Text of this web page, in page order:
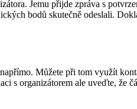
Jemu přijde zpráva s
bodů skutečně odeslali.
Můžete při tom využít
s organizátorem ale uveďte, že